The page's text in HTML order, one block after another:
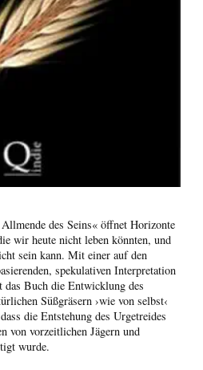
des Seins« öffnet Horizonte
wir heute nicht leben könnten, und
sein kann. Mit einer auf den
spekulativen Interpretation
das Buch die Entwicklung des
Süßgräsern ›wie von selbst‹
die Entstehung des Urgetreides
von vorzeitlichen Jägern und
wurde.